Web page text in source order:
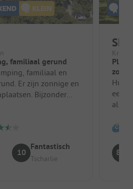
familiaal gerund
familiaal en
Er zijn zonnige en
Bijzonder
10
Fantastisch
Tscharlie
een
als
8.3